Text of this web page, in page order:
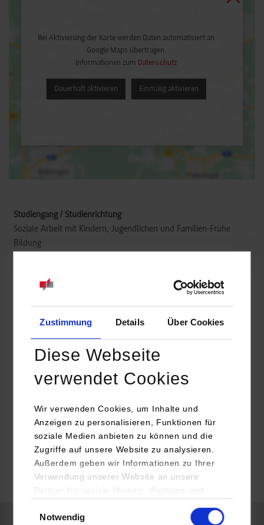
Zustimmung Details Über Cookies
Diese Webseite
verwendet Cookies
Wir verwenden Cookies, um Inhalte und
Anzeigen zu personalisieren, Funktionen für
soziale Medien anbieten zu können und die
Zugriffe auf unsere Website zu analysieren.
Außerdem geben wir Informationen zu Ihrer
Verwendung unserer Website an unsere
Partner für soziale Medien, Werbung und
YouTube, Google Maps) führen diese
Notwendig
Bei Aktivierung der Karte werden Daten automatisiert an
Google Maps übertragen.
Informationen zum Datenschutz
Dauerhaft aktivieren Einmalig aktivieren
Soziale Arbeit mit Kindern, Jugendlichen und Familien-Frühe
Bildung
Stadtverwaltung Tübingen Innere Dienste
72070 Tübingen
07071 204 1391
ausbildung@tuebingen.de
ausbildung@tuebingen.de
belegt